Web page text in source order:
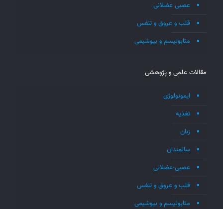
عصبی عضلانی
قلب و عروق و تنفس
متابولیسم و بیوشیمی
مقالات علمی و پژوهشی
ایمونولوژی
تغذیه
زنان
سالمندان
عصبی-عضلانی
قلب و عروق و تنفس
متابولیسم و بیوشیمی